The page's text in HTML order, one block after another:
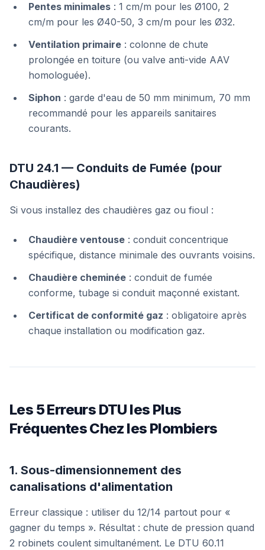
Pentes minimales : 1 cm/m pour les Ø100, 2
cm/m pour les Ø40-50, 3 cm/m pour les Ø32.
Ventilation primaire : colonne de chute
prolongée en toiture (ou valve anti-vide AAV
homologuée).
Siphon : garde d'eau de 50 mm minimum, 70 mm
recommandé pour les appareils sanitaires
courants.
DTU 24.1 — Conduits de Fumée (pour
Chaudières)
Si vous installez des chaudières gaz ou fioul :
Chaudière ventouse : conduit concentrique
spécifique, distance minimale des ouvrants voisins.
Chaudière cheminée : conduit de fumée
conforme, tubage si conduit maçonné existant.
Certificat de conformité gaz : obligatoire après
chaque installation ou modification gaz.
Les 5 Erreurs DTU les Plus
Fréquentes Chez les Plombiers
1. Sous-dimensionnement des
canalisations d'alimentation
Erreur classique : utiliser du 12/14 partout pour «
gagner du temps ». Résultat : chute de pression quand
2 robinets coulent simultanément. Le DTU 60.11